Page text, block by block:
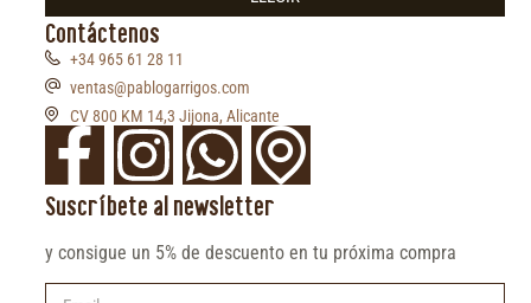
Contáctenos
+34 965 61 28 11
ventas@pablogarrigos.com
CV 800 KM 14,3 Jijona, Alicante
Suscríbete al newsletter
y consigue un 5% de descuento en tu próxima compra